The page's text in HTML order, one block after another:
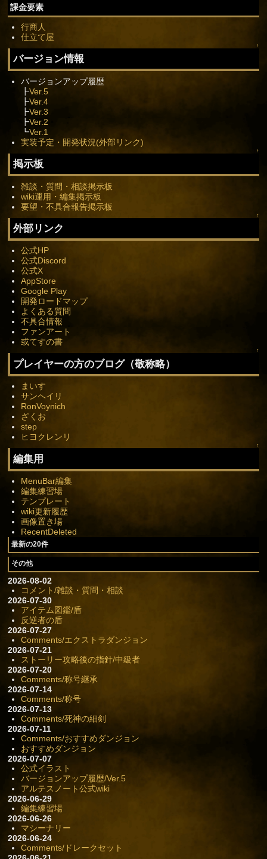
課金要素
行商人
仕立て屋
↑
バージョン情報
バージョンアップ履歴
┣Ver.5
┣Ver.4
┣Ver.3
┣Ver.2
┗Ver.1
実装予定・開発状況(外部リンク)
↑
掲示板
雑談・質問・相談掲示板
wiki運用・編集掲示板
要望・不具合報告掲示板
↑
外部リンク
公式HP
公式Discord
公式X
AppStore
Google Play
開発ロードマップ
よくある質問
不具合情報
ファンアート
或てすの書
↑
プレイヤーの方のブログ（敬称略）
まいす
サンヘイリ
RonVoynich
ざくお
step
ヒヨクレンリ
↑
編集用
MenuBar編集
編集練習場
テンプレート
wiki更新履歴
画像置き場
RecentDeleted
最新の20件
その他
2026-08-02
コメント/雑談・質問・相談
2026-07-30
アイテム図鑑/盾
反逆者の盾
2026-07-27
Comments/エクストラダンジョン
2026-07-21
ストーリー攻略後の指針/中級者
2026-07-20
Comments/称号継承
2026-07-14
Comments/称号
2026-07-13
Comments/死神の細剣
2026-07-11
Comments/おすすめダンジョン
おすすめダンジョン
2026-07-07
公式イラスト
バージョンアップ履歴/Ver.5
アルテスノート公式wiki
2026-06-29
編集練習場
2026-06-26
マシーナリー
2026-06-24
Comments/ドレークセット